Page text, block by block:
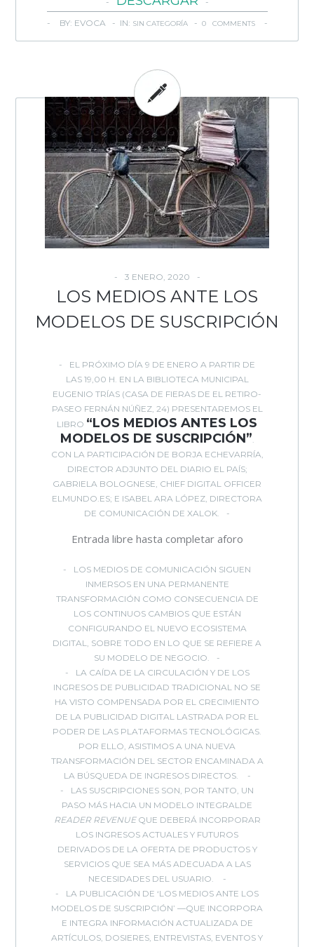
BY: EVOCA - IN: SIN CATEGORÍA- 0 COMMENTS
3 ENERO, 2020
LOS MEDIOS ANTE LOS
MODELOS DE SUSCRIPCIÓN
EL PRÓXIMO DÍA 9 DE ENERO A PARTIR DE
LAS 19,00 H. EN LA BIBLIOTECA MUNICIPAL
EUGENIO TRÍAS (CASA DE FIERAS DE EL RETIRO-
PASEO FERNÁN NÚÑEZ, 24) PRESENTAREMOS EL
LIBRO “LOS MEDIOS ANTES LOS
MODELOS DE SUSCRIPCIÓN”.
CON LA PARTICIPACIÓN DE BORJA ECHEVARRÍA,
DIRECTOR ADJUNTO DEL DIARIO EL PAÍS;
GABRIELA BOLOGNESE, CHIEF DIGITAL OFFICER
ELMUNDO.ES; E ISABEL ARA LÓPEZ, DIRECTORA
DE COMUNICACIÓN DE XALOK.
Entrada libre hasta completar aforo
LOS MEDIOS DE COMUNICACIÓN SIGUEN
INMERSOS EN UNA PERMANENTE
TRANSFORMACIÓN COMO CONSECUENCIA DE
LOS CONTINUOS CAMBIOS QUE ESTÁN
CONFIGURANDO EL NUEVO ECOSISTEMA
DIGITAL, SOBRE TODO EN LO QUE SE REFIERE A
SU MODELO DE NEGOCIO.
LA CAÍDA DE LA CIRCULACIÓN Y DE LOS
INGRESOS DE PUBLICIDAD TRADICIONAL NO SE
HA VISTO COMPENSADA POR EL CRECIMIENTO
DE LA PUBLICIDAD DIGITAL LASTRADA POR EL
PODER DE LAS PLATAFORMAS TECNOLÓGICAS.
POR ELLO, ASISTIMOS A UNA NUEVA
TRANSFORMACIÓN DEL SECTOR ENCAMINADA A
LA BÚSQUEDA DE INGRESOS DIRECTOS.
LAS SUSCRIPCIONES SON, POR TANTO, UN
PASO MÁS HACIA UN MODELO INTEGRALDE
READER REVENUE QUE DEBERÁ INCORPORAR
LOS INGRESOS ACTUALES Y FUTUROS
DERIVADOS DE LA OFERTA DE PRODUCTOS Y
SERVICIOS QUE SEA MÁS ADECUADA A LAS
NECESIDADES DEL USUARIO.
LA PUBLICACIÓN DE ‘LOS MEDIOS ANTE LOS
MODELOS DE SUSCRIPCIÓN’ —QUE INCORPORA
E INTEGRA INFORMACIÓN ACTUALIZADA DE
ARTÍCULOS, DOSIERES, ENTREVISTAS, EVENTOS Y